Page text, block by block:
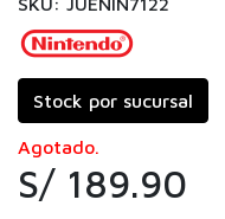
Stock por sucursal
Agotado.
S/ 189.90